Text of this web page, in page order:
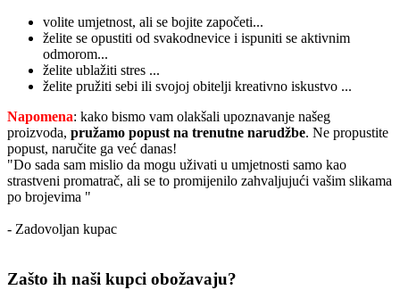
volite umjetnost, ali se bojite započeti...
želite se opustiti od svakodnevice i ispuniti se aktivnim
odmorom...
želite ublažiti stres ...
želite pružiti sebi ili svojoj obitelji kreativno iskustvo ...
Napomena: kako bismo vam olakšali upoznavanje našeg
proizvoda, pružamo popust na trenutne narudžbe. Ne propustite
popust, naručite ga već danas!
"Do sada sam mislio da mogu uživati u umjetnosti samo kao
strastveni promatrač, ali se to promijenilo zahvaljujući vašim slikama
po brojevima "
- Zadovoljan kupac
Zašto ih naši kupci obožavaju?